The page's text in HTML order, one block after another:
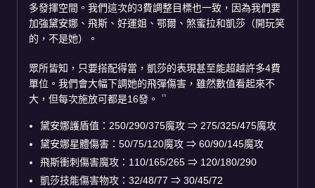
多發揮空間。我們這次的3費調整目標也一致，因為我們要
加強黛安娜、飛斯、好運姐、鄂爾、煞蜜拉和凱莎（開玩笑
的，不是她）。
眾所皆知，只要搭配得當，凱莎的表現甚至能超越許多4費
單位。我們會大幅下調她的飛彈傷害，雖然數值看起來不
大，但每次施放可都是16發。
黛安娜護盾值：250/290/375魔攻 ⇒ 275/325/475魔攻
黛安娜星體傷害：50/75/120魔攻 ⇒ 60/90/145魔攻
飛斯衝刺傷害魔攻：110/165/265 ⇒ 120/180/290
凱莎技能傷害物攻：32/48/77 ⇒ 30/45/72